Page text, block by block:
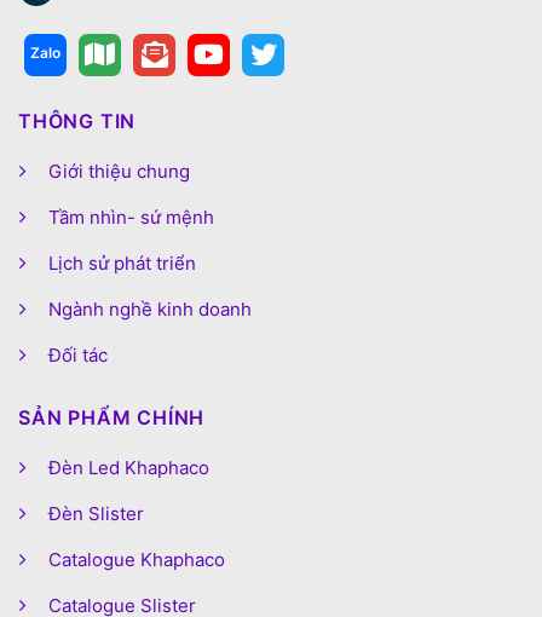
THÔNG TIN
Giới thiệu chung
Tầm nhìn- sứ mệnh
Lịch sử phát triển
Ngành nghề kinh doanh
Đối tác
SẢN PHẨM CHÍNH
Đèn Led Khaphaco
Đèn Slister
Catalogue Khaphaco
Catalogue Slister